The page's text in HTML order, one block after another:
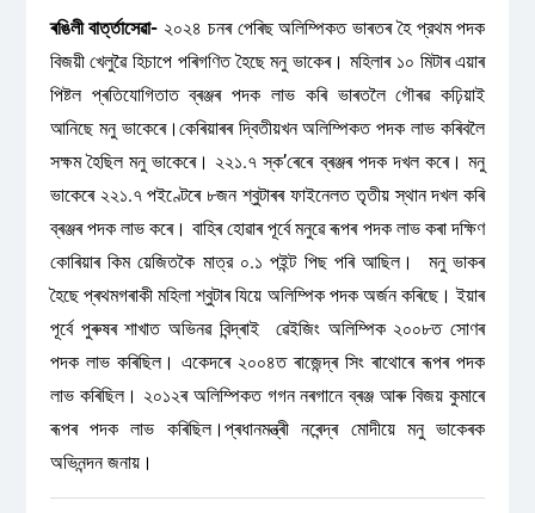
ৰঙিলী বাৰ্ত্তাসেৱা- ২০২৪ চনৰ পেৰিছ অলিম্পিকত ভাৰতৰ হৈ প্রথম পদক
বিজয়ী খেলুৱৈ হিচাপে পৰিগণিত হৈছে মনু ভাকেৰ। মহিলাৰ ১০ মিটাৰ এয়াৰ
পিষ্টল প্ৰতিযোগিতাত ব্ৰঞ্জৰ পদক লাভ কৰি ভাৰতলৈ গৌৰৱ কঢ়িয়াই
আনিছে মনু ভাকেৰে।কেৰিয়াৰৰ দ্বিতীয়খন অলিম্পিকত পদক লাভ কৰিবলৈ
সক্ষম হৈছিল মনু ভাকেৰে। ২২১.৭ স্ক’ৰেৰে ব্ৰঞ্জৰ পদক দখল কৰে। মনু
ভাকেৰে ২২১.৭ পইণ্টেৰে ৮জন শ্বুটাৰৰ ফাইনেলত তৃতীয় স্থান দখল কৰি
ব্ৰঞ্জৰ পদক লাভ কৰে। বাহিৰ হোৱাৰ পূৰ্বে মনুৱে ৰূপৰ পদক লাভ কৰা দক্ষিণ
কোৰিয়াৰ কিম য়েজিতকৈ মাত্র ০.১ পইন্ট পিছ পৰি আছিল। মনু ভাকৰ
হৈছে প্ৰথমগৰাকী মহিলা শ্বুটাৰ যিয়ে অলিম্পিক পদক অৰ্জন কৰিছে। ইয়াৰ
পূৰ্বে পুৰুষৰ শাখাত অভিনৱ বিন্দ্ৰাই ৱেইজিং অলিম্পিক ২০০৮ত সোণৰ
পদক লাভ কৰিছিল। একেদৰে ২০০৪ত ৰাজেন্দ্ৰ সিং ৰাথোৰে ৰূপৰ পদক
লাভ কৰিছিল। ২০১২ৰ অলিম্পিকত গগন নৰগানে ব্ৰঞ্জ আৰু বিজয় কুমাৰে
ৰূপৰ পদক লাভ কৰিছিল।প্ৰধানমন্ত্ৰী নৰেন্দ্ৰ মোদীয়ে মনু ভাকেৰক
অভিনন্দন জনায়।